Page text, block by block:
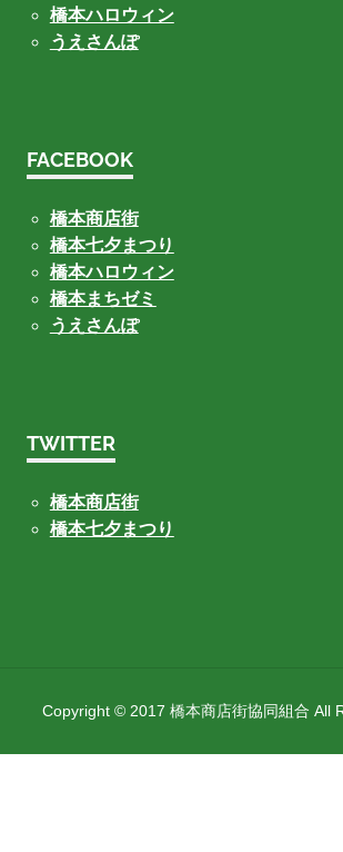
橋本ハロウィン
うえさんぽ
FACEBOOK
橋本商店街
橋本七夕まつり
橋本ハロウィン
橋本まちゼミ
うえさんぽ
TWITTER
橋本商店街
橋本七夕まつり
Copyright © 2017 橋本商店街協同組合 All